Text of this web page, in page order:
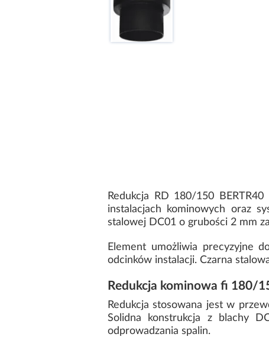
Redukcja RD 180/150
instalacjach kominowych oraz
stalowej DC01 o grubości 2 mm
Element umożliwia precyzyjne
odcinków instalacji. Czarna
Redukcja kominowa fi 180/
Redukcja stosowana jest w
Solidna konstrukcja z blachy
odprowadzania spalin.